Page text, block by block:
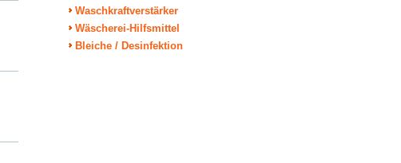
Waschkraftverstärker
Wäscherei-Hilfsmittel
Bleiche / Desinfektion